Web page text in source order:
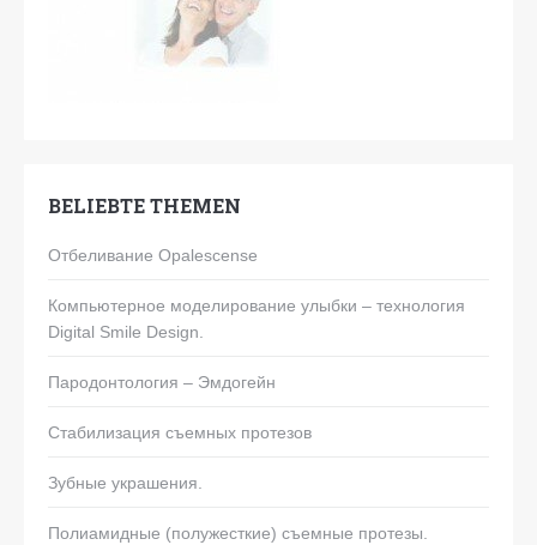
BELIEBTE THEMEN
Отбеливание Opalescense
Компьютерное моделирование улыбки – технология
Digital Smile Design.
Пародонтология – Эмдогейн
Стабилизация съемных протезов
Зубные украшения.
Полиамидные (полужесткие) съемные протезы.